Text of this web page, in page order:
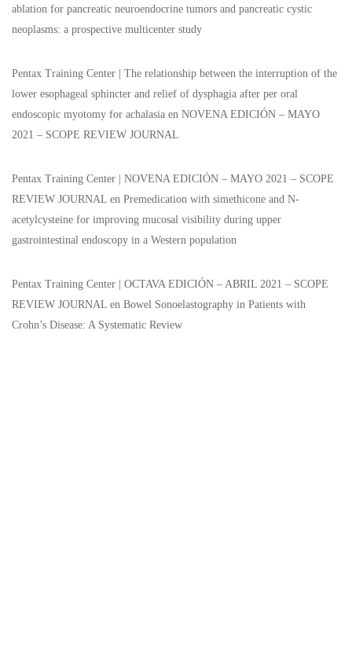
ablation for pancreatic neuroendocrine tumors and pancreatic cystic
neoplasms: a prospective multicenter study
Pentax Training Center | The relationship between the interruption of the
lower esophageal sphincter and relief of dysphagia after per oral
endoscopic myotomy for achalasia en NOVENA EDICIÓN – MAYO
2021 – SCOPE REVIEW JOURNAL
Pentax Training Center | NOVENA EDICIÓN – MAYO 2021 – SCOPE
REVIEW JOURNAL en Premedication with simethicone and N-
acetylcysteine for improving mucosal visibility during upper
gastrointestinal endoscopy in a Western population
Pentax Training Center | OCTAVA EDICIÓN – ABRIL 2021 – SCOPE
REVIEW JOURNAL en Bowel Sonoelastography in Patients with
Crohn’s Disease: A Systematic Review